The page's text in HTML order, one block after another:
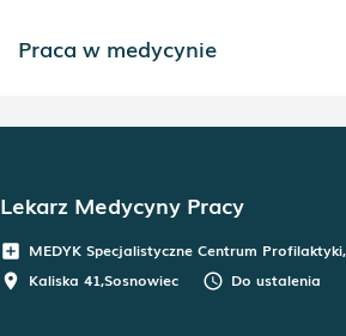
Praca w medycynie
Lekarz Medycyny Pracy
add_box MEDYK Specjalistyczne Centrum
room Kaliska 41,Sosnowiec schedule Do ustalenia